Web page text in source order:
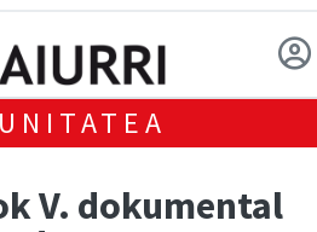
V. dokumental